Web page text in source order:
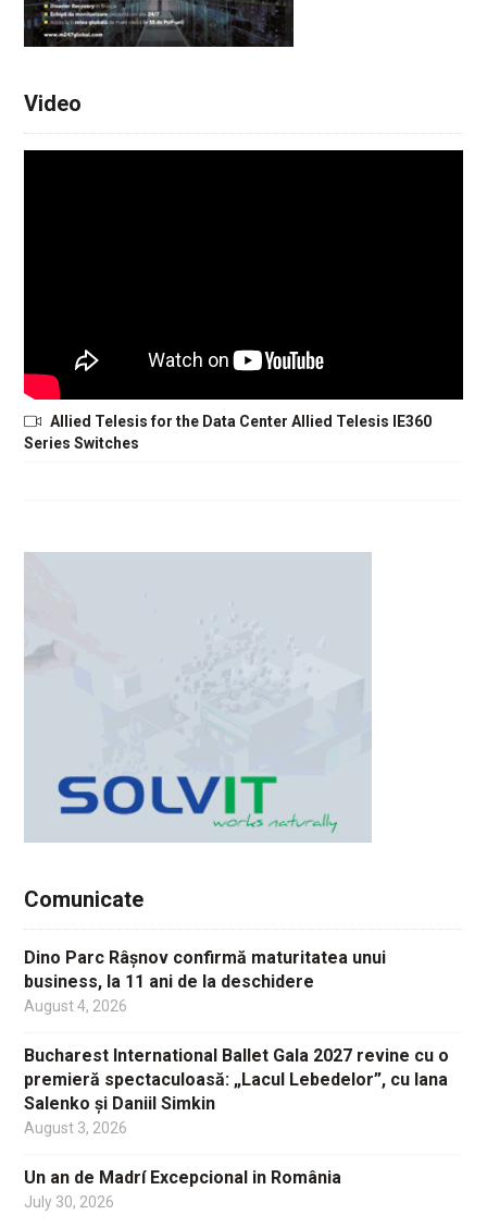
Video
Allied Telesis for the Data Center Allied Telesis IE360
Series Switches
Comunicate
Dino Parc Râșnov confirmă maturitatea unui
business, la 11 ani de la deschidere
August 4, 2026
Bucharest International Ballet Gala 2027 revine cu o
premieră spectaculoasă: „Lacul Lebedelor”, cu Iana
Salenko și Daniil Simkin
August 3, 2026
Un an de Madrí Excepcional in România
July 30, 2026